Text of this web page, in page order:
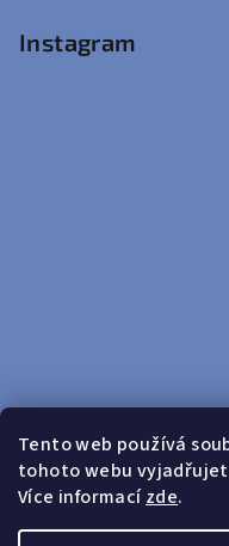
Tento web používá
tohoto webu
Více informacízde.
Instagram
Sledovat na